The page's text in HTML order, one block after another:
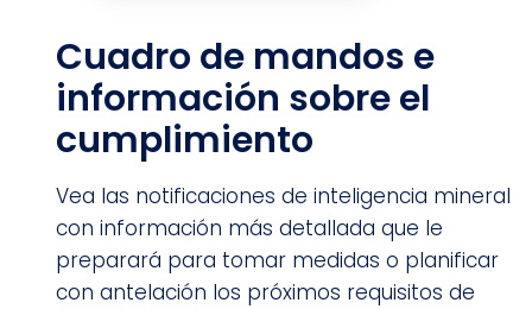
Cuadro de mandos e
información sobre el
cumplimiento
Vea las notificaciones de inteligencia mineral
con información más detallada que le
preparará para tomar medidas o planificar
con antelación los próximos requisitos de